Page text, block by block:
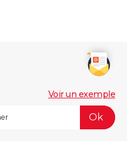
Voir un exemple